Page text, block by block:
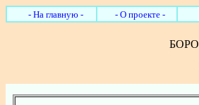
- На главную - - О проекте -